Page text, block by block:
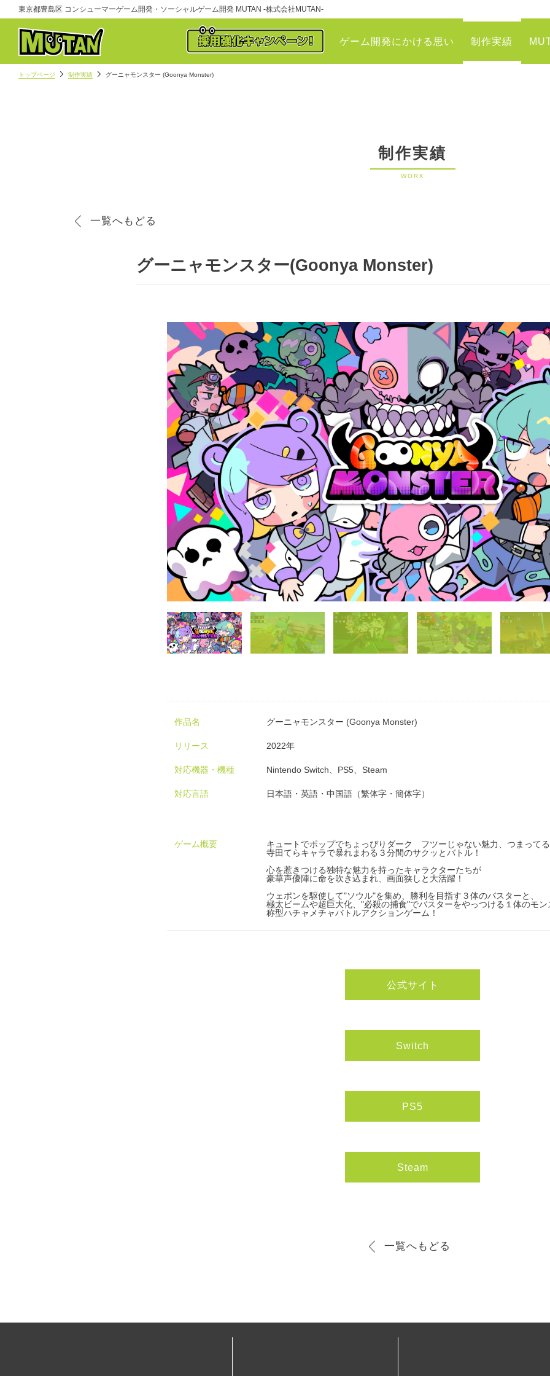
東京都豊島区 コンシューマーゲーム開発・ソーシャルゲーム開発 MUTAN -株式会社MUTAN-
ゲーム開発にかける思い 制作実績
トップページ 制作実績 グーニャモンスター (Goonya Monster)
制作実績
WORK
一覧へもどる
グーニャモンスター(Goonya Monster)
作品名 グーニャモンスター (Goonya Monster)
リリース 2022年
対応機器・機種 Nintendo Switch、PS5、Steam
対応言語 日本語・英語・中国語（繁体字・簡体字）
ゲーム概要
キュートでポップでちょっぴりダーク フツーじゃない魅力、つまってる
寺田てらキャラで暴れまわる３分間のサクッとバトル！
心を惹きつける独特な魅力を持ったキャラクターたちが
豪華声優陣に命を吹き込まれ、画面狭しと大活躍！
ウェポンを駆使して"ソウル"を集め、勝利を目指す３体のバスターと、
極太ビームや超巨大化、"必殺の捕食"でバスターをやっつける１体のモ
称型ハチャメチャバトルアクションゲーム！
公式サイト
Switch
PS5
Steam
一覧へもどる